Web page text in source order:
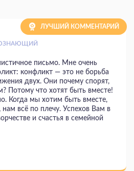
ЛУЧШИЙ КОММЕНТАРИЙ
письмо. Мне очень
конфликт — это не борьба
двух. Они почему спорят,
Потому что хотят быть вместе!
Когда мы хотим быть вместе,
нам всё по плечу. Успехов Вам в
и счастья в семейной